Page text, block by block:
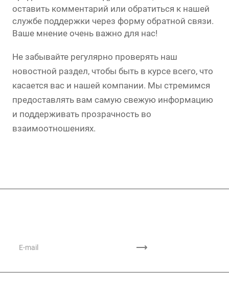
оставить комментарий или обратиться к нашей
службе поддержки через форму обратной связи.
Ваше мнение очень важно для нас!
Не забывайте регулярно проверять наш
новостной раздел, чтобы быть в курсе всего, что
касается вас и нашей компании. Мы стремимся
предоставлять вам самую свежую информацию
и поддерживать прозрачность во
взаимоотношениях.